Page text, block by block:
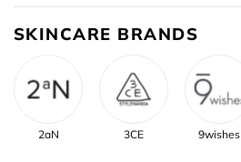
SKINCARE BRANDS
2aN 3CE 9wishes